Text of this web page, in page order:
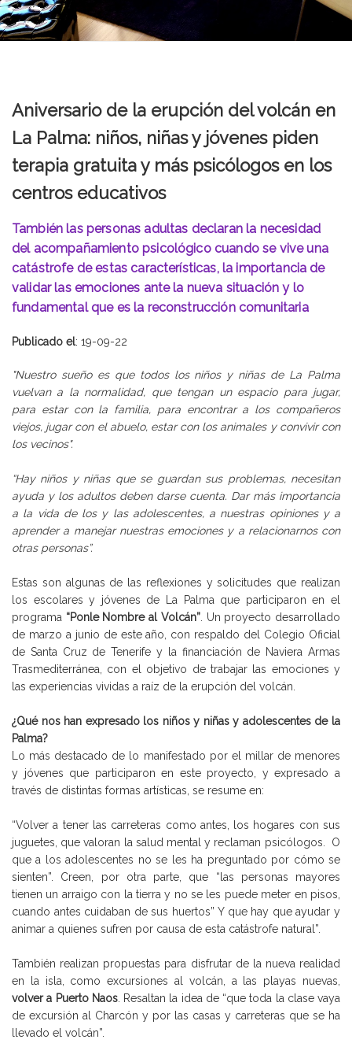
Aniversario de la erupción del volcán en
La Palma: niños, niñas y jóvenes piden
terapia gratuita y más psicólogos en los
centros educativos
También las personas adultas declaran la necesidad
del acompañamiento psicológico cuando se vive una
catástrofe de estas características, la importancia de
validar las emociones ante la nueva situación y lo
fundamental que es la reconstrucción comunitaria
Publicado el: 19-09-22
"Nuestro sueño es que todos los niños y niñas de La Palma
vuelvan a la normalidad, que tengan un espacio para jugar,
para estar con la familia, para encontrar a los compañeros
viejos, jugar con el abuelo, estar con los animales y convivir con
los vecinos".
“Hay niños y niñas que se guardan sus problemas, necesitan
ayuda y los adultos deben darse cuenta. Dar más importancia
a la vida de los y las adolescentes, a nuestras opiniones y a
aprender a manejar nuestras emociones y a relacionarnos con
otras personas”.
Estas son algunas de las reflexiones y solicitudes que realizan
los escolares y jóvenes de La Palma que participaron en el
programa “Ponle Nombre al Volcán”. Un proyecto desarrollado
de marzo a junio de este año, con respaldo del Colegio Oficial
de Santa Cruz de Tenerife y la financiación de Naviera Armas
Trasmediterránea, con el objetivo de trabajar las emociones y
las experiencias vividas a raíz de la erupción del volcán.
¿Qué nos han expresado los niños y niñas y adolescentes de la
Palma?
Lo más destacado de lo manifestado por el millar de menores
y jóvenes que participaron en este proyecto, y expresado a
través de distintas formas artísticas, se resume en:
“Volver a tener las carreteras como antes, los hogares con sus
juguetes, que valoran la salud mental y reclaman psicólogos. O
que a los adolescentes no se les ha preguntado por cómo se
sienten”. Creen, por otra parte, que “las personas mayores
tienen un arraigo con la tierra y no se les puede meter en pisos,
cuando antes cuidaban de sus huertos” Y que hay que ayudar y
animar a quienes sufren por causa de esta catástrofe natural”.
También realizan propuestas para disfrutar de la nueva realidad
en la isla, como excursiones al volcán, a las playas nuevas,
volver a Puerto Naos. Resaltan la idea de “que toda la clase vaya
de excursión al Charcón y por las casas y carreteras que se ha
llevado el volcán”.